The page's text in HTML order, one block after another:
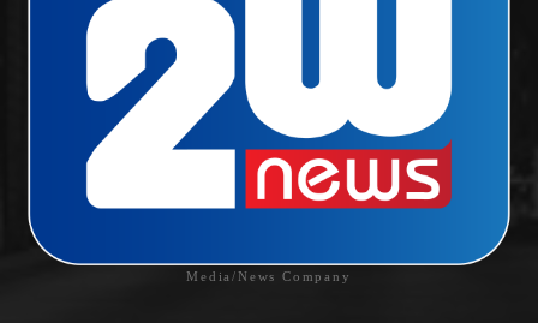
Media/News Company